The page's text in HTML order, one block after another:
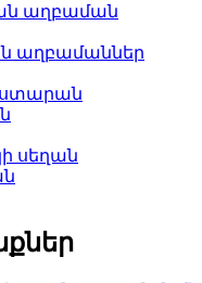
աղբաման
աղբամաններ
սեղան